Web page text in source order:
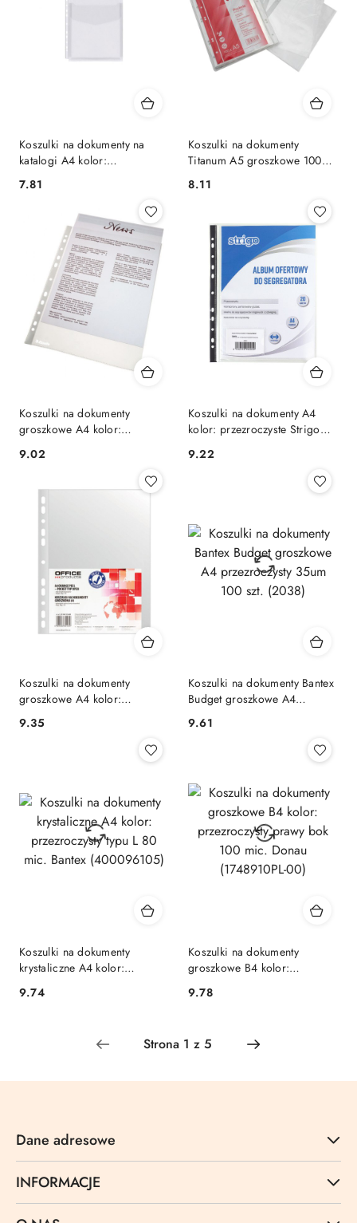
Koszulki na dokumenty na
katalogi A4 kolor:
przezroczysty typu U 180 mic.
Biurfol (of-42)
Cena:
7.81
Koszulki na dokumenty
Titanum A5 groszkowe 100
szt. typ U 40um
Cena:
8.11
Koszulki na dokumenty
groszkowe A4 kolor:
Esselte (16690)
Cena:
9.02
Koszulki na dokumenty A4
kolor: przezroczyste Strigo
Cena:
9.22
Koszulki na dokumenty
groszkowe A4 kolor:
Office Products (21141155-
Cena:
9.35
Koszulki na dokumenty Bantex
Budget groszkowe A4
(2038)
Cena:
9.61
Koszulki na dokumenty
krystaliczne A4 kolor:
Bantex (400096105)
Cena:
9.74
Koszulki na dokumenty
groszkowe B4 kolor:
mic. Donau (1748910PL-00)
Cena:
9.78
Dane adresowe
INFORMACJE